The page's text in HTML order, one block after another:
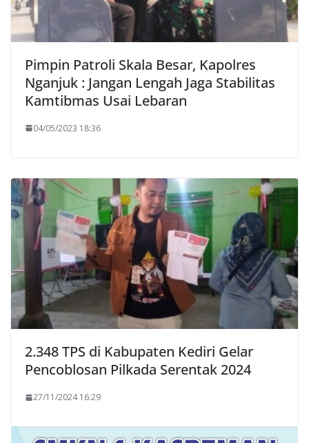
Pimpin Patroli Skala Besar, Kapolres
Nganjuk : Jangan Lengah Jaga Stabilitas
Kamtibmas Usai Lebaran
04/05/2023 18:36
2.348 TPS di Kabupaten Kediri Gelar
Pencoblosan Pilkada Serentak 2024
27/11/2024 16:29